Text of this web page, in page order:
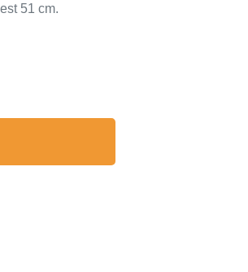
51 cm.